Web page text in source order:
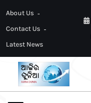
About Us
Contact Us
Latest News